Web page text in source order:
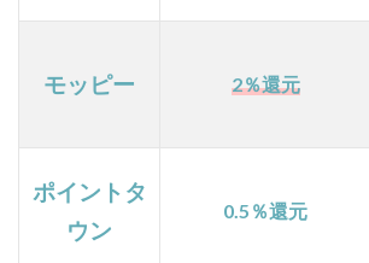
スで
サイ
ト！
モッピー 2％還元
ポイントタ
ウン
0.5％還元